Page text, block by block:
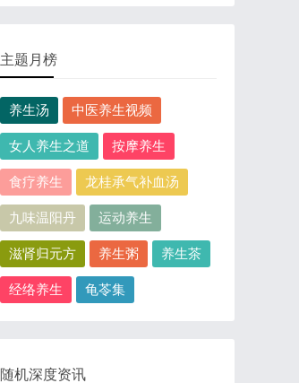
主题月榜
养生汤 中医养生视频
女人养生之道 按摩养生
食疗养生 龙桂承气补血汤
九味温阳丹 运动养生
滋肾归元方 养生粥 养生茶
经络养生 龟苓集
随机深度资讯